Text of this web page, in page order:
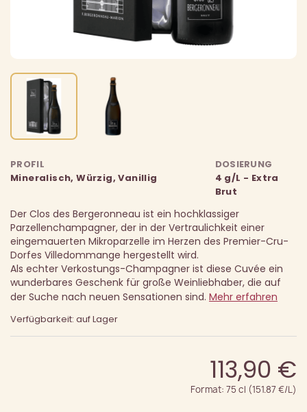
PROFIL
Mineralisch, Würzig, Vanillig
DOSIERUNG
4 g/L - Extra
Brut
Der Clos des Bergeronneau ist ein hochklassiger
Parzellenchampagner, der in der Vertraulichkeit einer
eingemauerten Mikroparzelle im Herzen des Premier-Cru-
Dorfes Villedommange hergestellt wird.
Als echter Verkostungs-Champagner ist diese Cuvée ein
wunderbares Geschenk für große Weinliebhaber, die auf
der Suche nach neuen Sensationen sind. Mehr erfahren
Verfügbarkeit: auf Lager
113,90 €
Format: 75 cl (151.87 €/L)